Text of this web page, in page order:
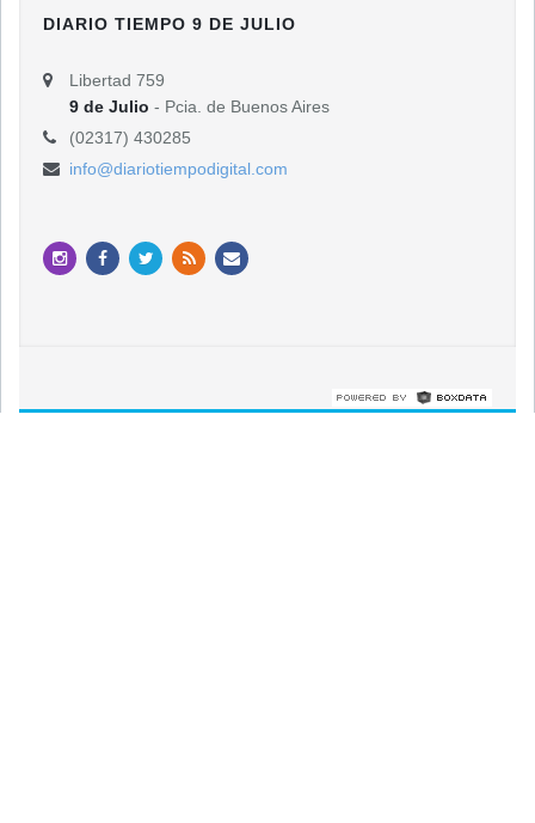
DIARIO TIEMPO 9 DE JULIO
Libertad 759
9 de Julio - Pcia. de Buenos Aires
(02317) 430285
info@diariotiempodigital.com